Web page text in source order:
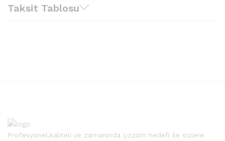
Taksit Tablosu
Profesyonel,kaliteli ve zamanında çözüm hedefi ile sizlere